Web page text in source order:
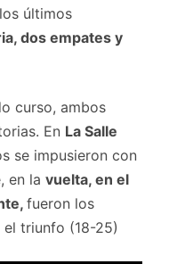
últimos
dos empates y
curso, ambos
En La Salle
se impusieron con
en la vuelta, en el
fueron los
triunfo (18-25)